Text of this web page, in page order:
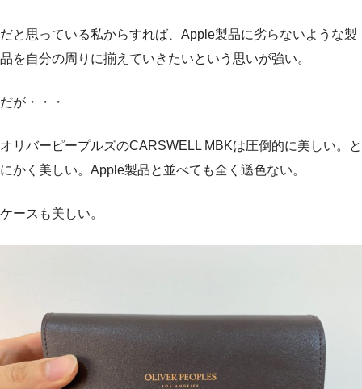
だと思っている私からすれば、Apple製品に劣らないような製
品を自分の周りに揃えていきたいという思いが強い。
だが・・・
オリバーピープルズのCARSWELL MBKは圧倒的に美しい。と
にかく美しい。Apple製品と並べても全く遜色ない。
ケースも美しい。